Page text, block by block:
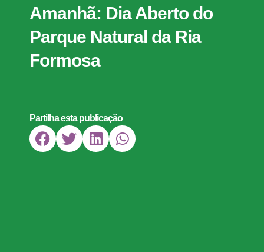
Amanhã: Dia Aberto do
Parque Natural da Ria
Formosa
Partilha esta publicação